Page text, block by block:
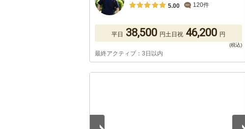
5.00
120件
平日 38,500 円土日祝 46,200 円
最終アクティブ：3日以内